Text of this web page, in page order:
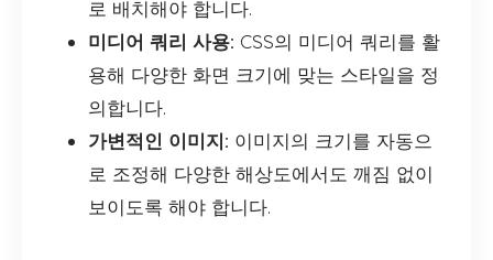
로 배치해야 합니다.
미디어 쿼리 사용: CSS의 미디어 쿼리를 활
용해 다양한 화면 크기에 맞는 스타일을 정
의합니다.
가변적인 이미지: 이미지의 크기를 자동으
로 조정해 다양한 해상도에서도 깨짐 없이
보이도록 해야 합니다.